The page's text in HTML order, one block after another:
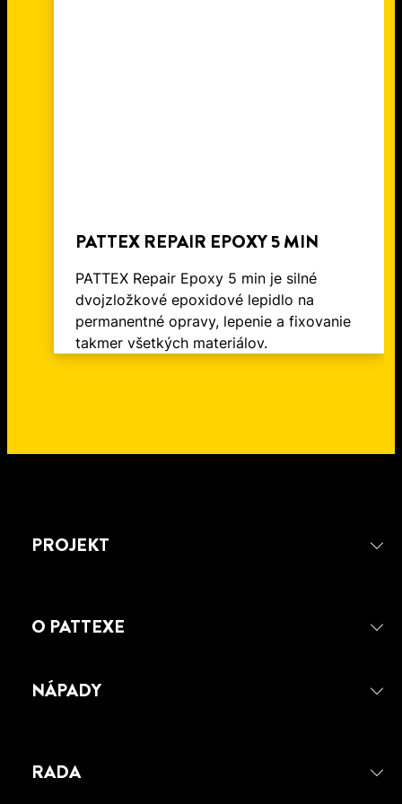
PATTEX REPAIR EPOXY 5 MIN
PATTEX Repair Epoxy 5 min je silné
dvojzložkové epoxidové lepidlo na
permanentné opravy, lepenie a fixovanie
takmer všetkých materiálov.
PATTEX 100 %
PROJEKT
O PATTEXE
NÁPADY
RADA